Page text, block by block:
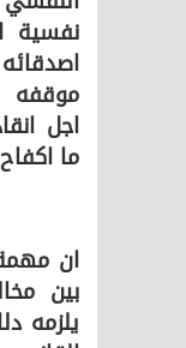
نفسية
موقفه
اجل
ما
ان
بين
يلزمه